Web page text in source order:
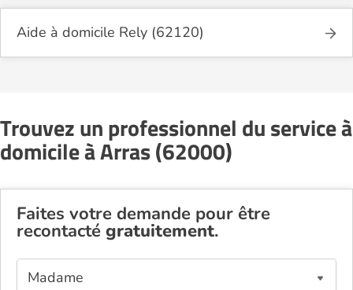
Aide à domicile Rely (62120)
Trouvez un professionnel du service à
domicile à Arras (62000)
Faites votre demande pour être
recontacté gratuitement.